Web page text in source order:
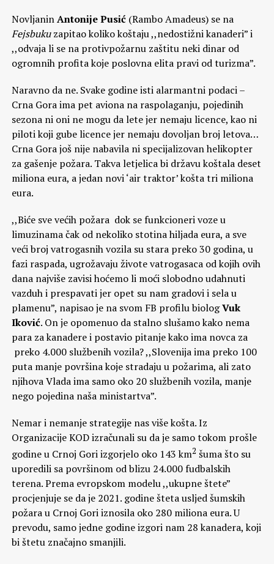
NovljaninAntonije Pusić(Rambo Amadeus) se na
Fejsbukuzapitao koliko koštaju ,,nedostižni kanaderi” i
,,odvaja li se na protivpožarnu zaštitu neki dinar od
ogromnih profita koje poslovna elita pravi od turizma”.
Naravno da ne. Svake godine isti alarmantni podaci –
Crna Gora ima pet aviona na raspolaganju, pojedinih
sezona ni oni ne mogu da lete jer nemaju licence, kao ni
piloti koji gube licence jer nemaju dovoljan broj letova…
Crna Gora još nije nabavila ni specijalizovan helikopter
za gašenje požara. Takva letjelica bi državu koštala deset
miliona eura, a jedan novi ‘air traktor’ košta tri miliona
eura.
,,Biće sve većih požara dok se funkcioneri voze u
limuzinama čak od nekoliko stotina hiljada eura, a sve
veći broj vatrogasnih vozila su stara preko 30 godina, u
fazi raspada, ugrožavaju živote vatrogasaca od kojih ovih
dana najviše zavisi hoćemo li moći slobodno udahnuti
vazduh i prespavati jer opet su nam gradovi i sela u
plamenu”, napisao je na svom FB profilu biologVuk
Iković. On je opomenuo da stalno slušamo kako nema
para za kanadere i postavio pitanje kako ima novca za
preko 4.000 službenih vozila? ,,Slovenija ima preko 100
puta manje površina koje stradaju u požarima, ali zato
njihova Vlada ima samo oko 20 službenih vozila, manje
nego pojedina naša ministartva”.
Nemar i nemanje strategije nas više košta. Iz
Organizacije KOD izračunali su da je samo tokom prošle
godine u Crnoj Gori izgorjelo oko 143 km2 šuma što su
uporedili sa površinom od blizu 24.000 fudbalskih
terena. Prema evropskom modelu ,,ukupne štete”
procjenjuje se da je 2021. godine šteta usljed šumskih
požara u Crnoj Gori iznosila oko 280 miliona eura. U
prevodu, samo jedne godine izgori nam 28 kanadera, koji
bi štetu značajno smanjili.